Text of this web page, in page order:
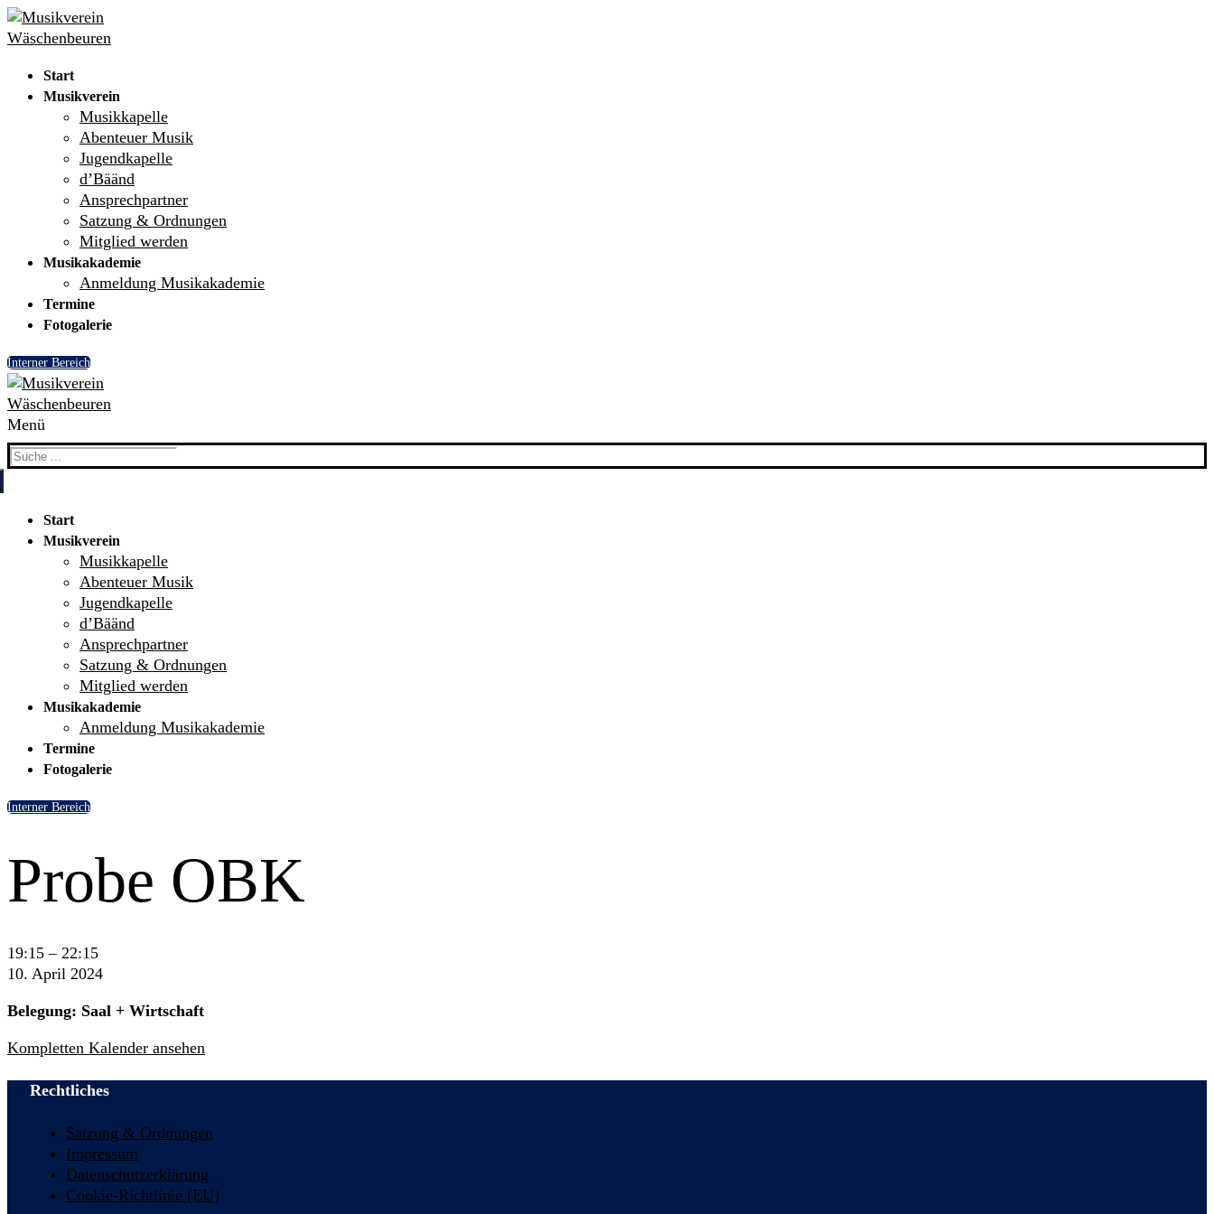
Skip
to
Menu
Close
Start
Musikverein
Musikkapelle
Abenteuer Musik
Jugendkapelle
d’Bäänd
Ansprechpartner
Satzung & Ordnungen
Mitglied werden
Musikakademie
Anmeldung Musikakademie
Termine
Fotogalerie
Interner Bereich
Menü
Search
Start
Musikverein
Musikkapelle
Abenteuer Musik
Jugendkapelle
d’Bäänd
Ansprechpartner
Satzung & Ordnungen
Mitglied werden
Musikakademie
Anmeldung Musikakademie
Termine
Fotogalerie
Interner Bereich
Probe OBK
Probe
OBK
19:15 – 22:15
10. April 2024
Belegung: Saal + Wirtschaft
Kompletten Kalender ansehen
Rechtliches
Satzung & Ordnungen
Impressum
Datenschutzerklärung
Cookie-Richtlinie (EU)